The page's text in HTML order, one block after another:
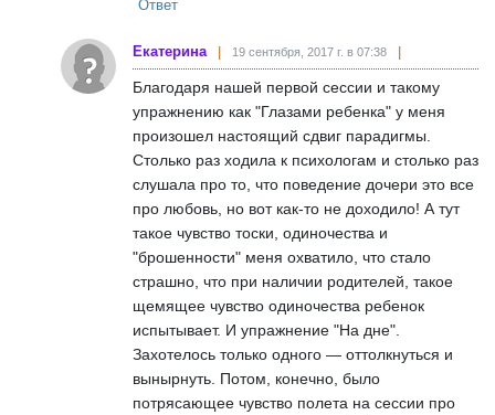
Ответ
Екатерина 19 сентября, 2017 г. в 07:38
Благодаря нашей первой сессии и такому
упражнению как "Глазами ребенка" у меня
произошел настоящий сдвиг парадигмы.
Столько раз ходила к психологам и столько раз
слушала про то, что поведение дочери это все
про любовь, но вот как-то не доходило! А тут
такое чувство тоски, одиночества и
"брошенности" меня охватило, что стало
страшно, что при наличии родителей, такое
щемящее чувство одиночества ребенок
испытывает. И упражнение "На дне".
Захотелось только одного — оттолкнуться и
вынырнуть. Потом, конечно, было
потрясающее чувство полета на сессии про